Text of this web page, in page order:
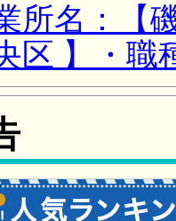
所名：【
区 】・職